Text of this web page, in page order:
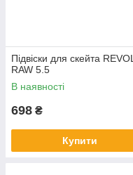
Підвіски для скейта REVOL
RAW 5.5
В наявності
698 ₴
Купити